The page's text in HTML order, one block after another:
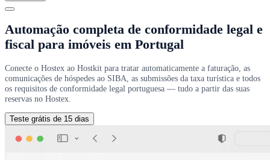
Automação completa de conformidade legal e
fiscal para imóveis em Portugal
Conecte o Hostex ao Hostkit para tratar automaticamente a faturação, as
comunicações de hóspedes ao SIBA, as submissões da taxa turística e todos
os requisitos de conformidade legal portuguesa — tudo a partir das suas
reservas no Hostex.
Teste grátis de 15 dias